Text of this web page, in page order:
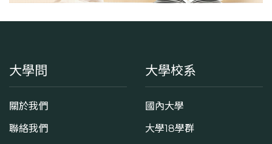
大學問
關於我們
聯絡我們
大學校系
國內大學
大學18學群